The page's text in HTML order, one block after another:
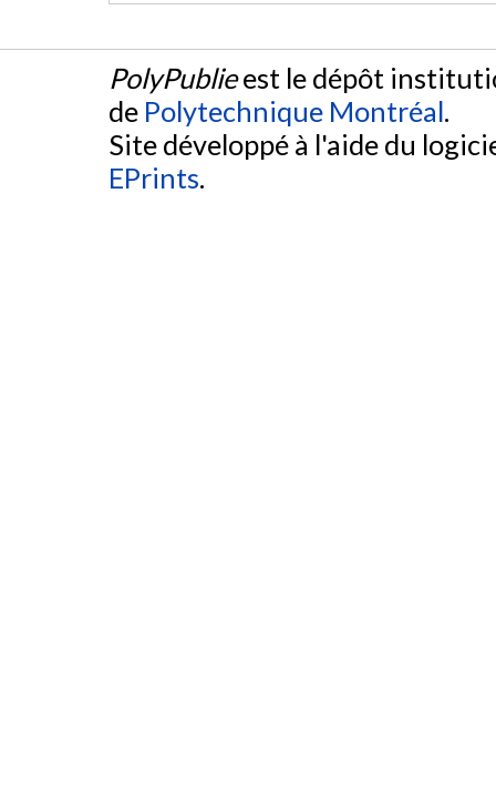
PolyPublieest le dépôt
de Polytechnique Montréal.
Site développé à l'aide du
EPrints.